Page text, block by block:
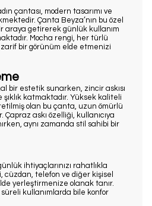
çantası, modern tasarımı ve
Çanta Beyza’nın bu özel
araya getirerek günlük kullanım
Mocha rengi, her türlü
bir görünüm elde etmenizi
bir estetik sunarken, zincir askısı
şıklık katmaktadır. Yüksek kaliteli
olan bu çanta, uzun ömürlü
askı özelliği, kullanıcıya
aynı zamanda stil sahibi bir
ihtiyaçlarınızı rahatlıkla
cüzdan, telefon ve diğer kişisel
yerleştirmenize olanak tanır.
süreli kullanımlarda bile konfor